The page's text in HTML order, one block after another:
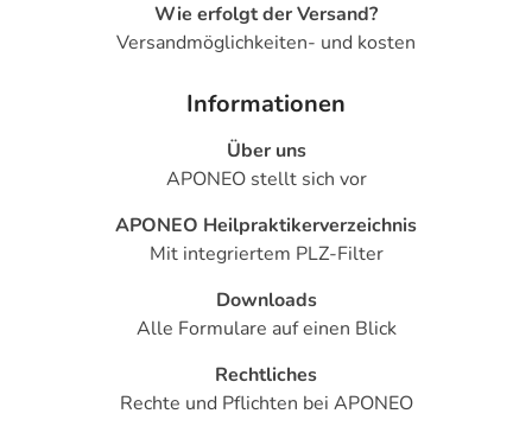
Wie erfolgt der Versand?
Versandmöglichkeiten- und kosten
Informationen
Über uns
APONEO stellt sich vor
APONEO Heilpraktikerverzeichnis
Mit integriertem PLZ-Filter
Downloads
Alle Formulare auf einen Blick
Rechtliches
Rechte und Pflichten bei APONEO